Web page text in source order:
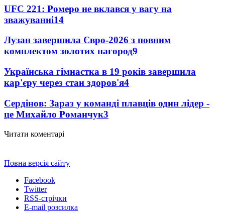
UFC 221: Ромеро не вклався у вагу на
зважуванні14
Лузан завершила Євро-2026 з повним
комплектом золотих нагород9
Українська гімнастка в 19 років завершила
кар'єру через стан здоров'я4
Сердінов: Зараз у команді плавців один лідер -
це Михайло Романчук3
Читати коментарі
Повна версія сайту
Facebook
Twitter
RSS-стрічки
E-mail розсилка